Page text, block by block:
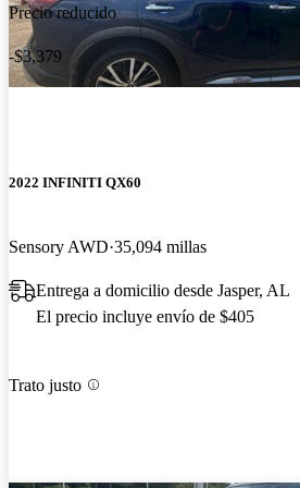
Precio reducido
-$3,379
2022 INFINITI QX60
Sensory AWD 35,094 millas
Entrega a domicilio desde Jasper, AL
El precio incluye envío de $405
Trato justo